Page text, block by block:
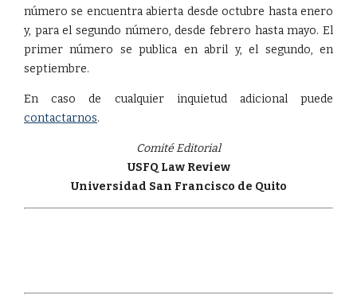
número se encuentra abierta desde octubre hasta enero
y, para el segundo número, desde febrero hasta mayo. El
primer número se publica en abril y, el segundo, en
septiembre.
En caso de cualquier inquietud adicional puede
contactarnos.
Comité Editorial
USFQ Law Review
Universidad San Francisco de Quito